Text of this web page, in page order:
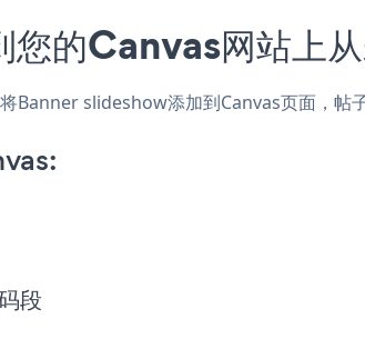
的Canvas网站上
slideshow添加到Canvas页面，帖
段